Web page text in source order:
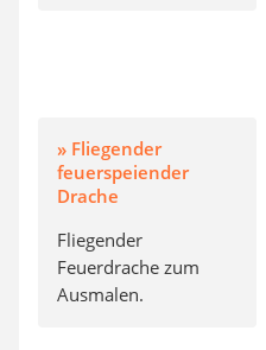
» Fliegender
feuerspeiender
Drache
Fliegender
Feuerdrache zum
Ausmalen.